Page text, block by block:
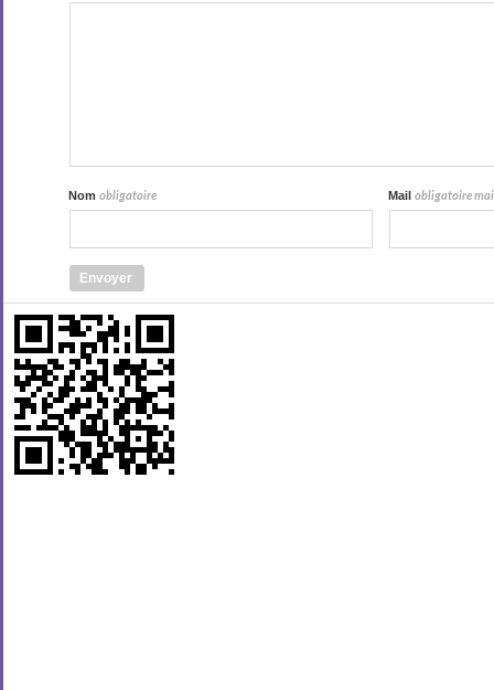
Nomobligatoire Mailobligatoire